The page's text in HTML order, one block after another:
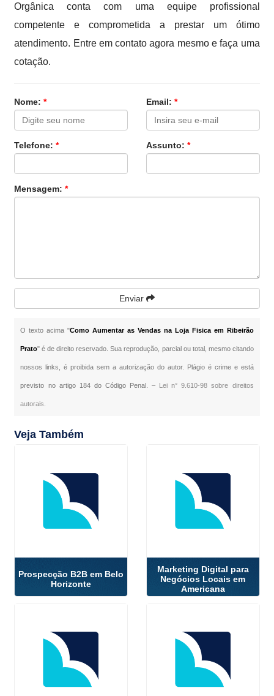
Orgânica conta com uma equipe profissional
competente e comprometida a prestar um ótimo
atendimento. Entre em contato agora mesmo e faça uma
cotação.
Nome:* Email: *
Telefone:* Assunto: *
Mensagem:*
Enviar
O texto acima "Como Aumentar as Vendas na Loja Fisica em Ribeirão
Prato" é de direito reservado. Sua reprodução, parcial ou total, mesmo citando
nossos links, é proibida sem a autorização do autor. Plágio é crime e está
previsto no artigo 184 do Código Penal. – Lei n° 9.610-98 sobre direitos
autorais
Veja Também
Prospecção B2B em Belo
Horizonte
Marketing Digital para
Negócios Locais em
Americana